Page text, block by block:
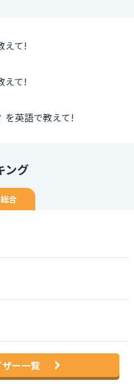
えて!
えて!
を英語で教えて!
ング
総合
ー一覧